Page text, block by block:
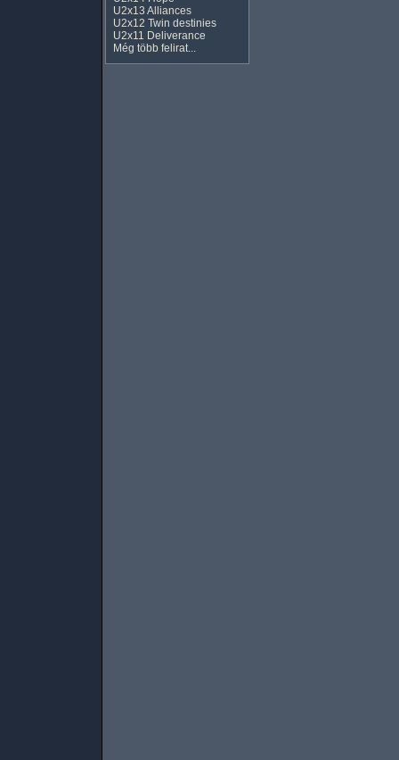
U2x13 Alliances
U2x12 Twin destinies
U2x11 Deliverance
Még több felirat...